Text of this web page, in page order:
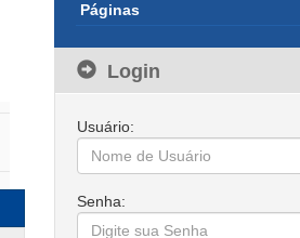
Páginas
Login
Usuário:
Senha: